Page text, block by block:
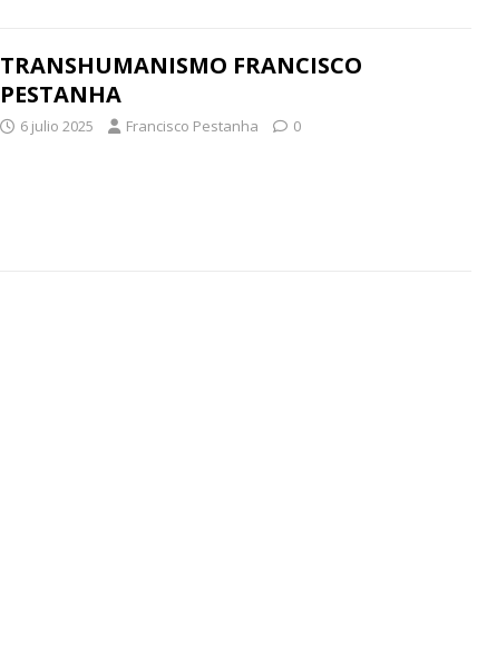
TRANSHUMANISMO FRANCISCO
PESTANHA
6 julio 2025 Francisco Pestanha 0